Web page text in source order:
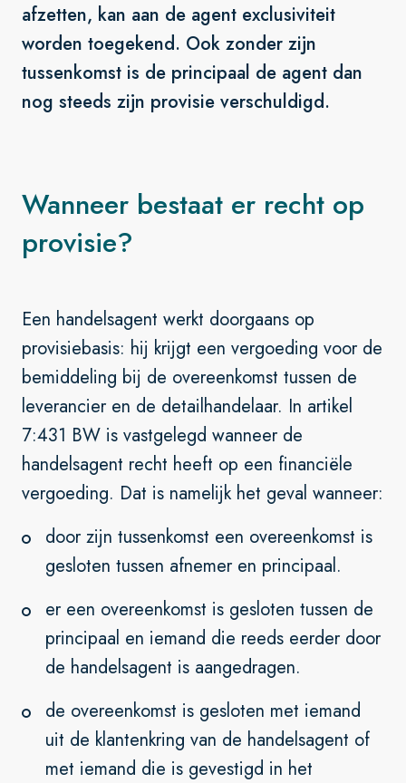
afzetten, kan aan de agent exclusiviteit
worden toegekend. Ook zonder zijn
tussenkomst is de principaal de agent dan
nog steeds zijn provisie verschuldigd.
Wanneer bestaat er recht op
provisie?
Een handelsagent werkt doorgaans op
provisiebasis: hij krijgt een vergoeding voor de
bemiddeling bij de overeenkomst tussen de
leverancier en de detailhandelaar. In artikel
7:431 BW is vastgelegd wanneer de
handelsagent recht heeft op een financiële
vergoeding. Dat is namelijk het geval wanneer:
door zijn tussenkomst een overeenkomst is
gesloten tussen afnemer en principaal.
er een overeenkomst is gesloten tussen de
principaal en iemand die reeds eerder door
de handelsagent is aangedragen.
de overeenkomst is gesloten met iemand
uit de klantenkring van de handelsagent of
met iemand die is gevestigd in het